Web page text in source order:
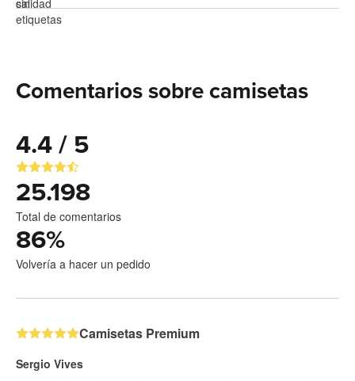
Comentarios sobre camisetas
4.4 / 5
25.198
Total de comentarios
86%
Volvería a hacer un pedido
Camisetas Premium
Sergio Vives